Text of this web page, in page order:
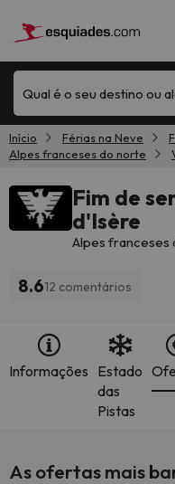
Qual é o seu destino ou
Início Férias na Neve
Alpes franceses do norte
Fim de
d'Isère
Alpes franceses
8.612 comentários
Informações Estado
das
Pistas
As ofertas mais